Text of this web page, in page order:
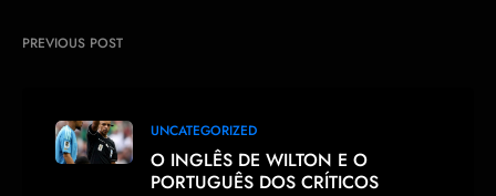
PREVIOUS POST
UNCATEGORIZED
O INGLÊS DE WILTON E O
PORTUGUÊS DOS CRÍTICOS